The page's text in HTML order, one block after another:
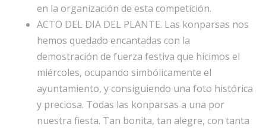
en la organización de esta competición.
ACTO DEL DIA DEL PLANTE. Las konparsas nos
hemos quedado encantadas con la
demostración de fuerza festiva que hicimos el
miércoles, ocupando simbólicamente el
ayuntamiento, y consiguiendo una foto histórica
y preciosa. Todas las konparsas a una por
nuestra fiesta. Tan bonita, tan alegre, con tanta